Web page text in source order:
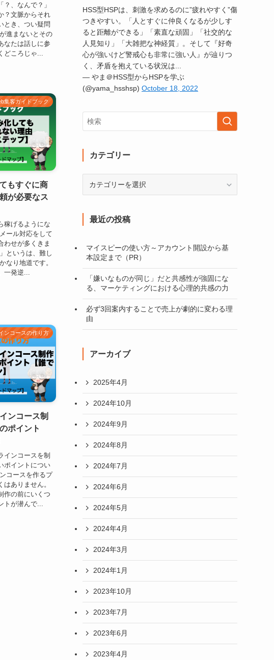
、なんで？」
？文脈からそれ
とき、つい疑問
進まないとその
なたは話しに参
どころじゃ...
集客ガイドブック
もすぐに商
が必要なス
稼げるようにな
ール対応をして
わせが多くきま
というは、難し
なり地道です。
一発逆...
ンコースの作り方
ンコース制
ポイント
インコースを制
ポイントについ
コースを作るプ
ありません。
作の前にいくつ
トが潜んで...
HSS型HSPは、刺激を求めるのに”疲れやすく”傷
つきやすい。「人とすぐに仲良くなるが少しす
ると距離ができる」「素直な頑固」「社交的な
人見知り」「大雑把な神経質」。そして『好奇
心が強いけど警戒心も非常に強い人』が辿りつ
く、矛盾を抱えている状況は...
— やま＠HSS型からHSPを学ぶ
(@yama_hsshsp) October 18, 2022
カテゴリー
リ
最近の投稿
マイスピーの使い方～アカウント開設から基
本設定まで（PR）
「嫌いなものが同じ」だと共感性が強固にな
る、マーケティングにおける心理的共感の力
必ず3回案内することで売上が劇的に変わる理
由
アーカイブ
2025年4月
2024年10月
2024年9月
2024年8月
2024年7月
2024年6月
2024年5月
2024年4月
2024年3月
2024年1月
2023年10月
2023年7月
2023年6月
2023年4月